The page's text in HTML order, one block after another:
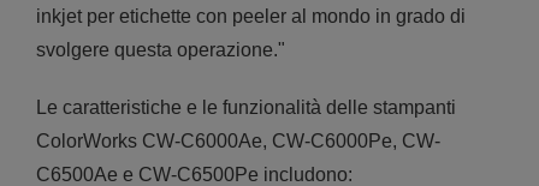
inkjet per etichette con peeler al mondo in grado di
svolgere questa operazione."
Le caratteristiche e le funzionalità delle stampanti
ColorWorks CW-C6000Ae, CW-C6000Pe, CW-
C6500Ae e CW-C6500Pe includono: